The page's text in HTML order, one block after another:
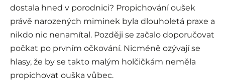
dostala hned v porodnici? Propichování oušek
právě narozených miminek byla dlouholetá praxe a
nikdo nic nenamítal. Později se začalo doporučovat
počkat po prvním očkování. Nicméně ozývají se
hlasy, že by se takto malým holčičkám neměla
propichovat ouška vůbec.